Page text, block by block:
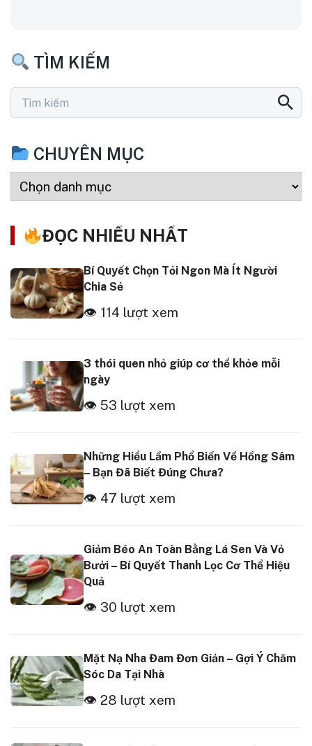
TÌM KIẾM
CHUYÊN MỤC
ĐỌC NHIỀU NHẤT
Bí Quyết Chọn Tỏi Ngon Mà Ít Người
Chia Sẻ
👁 114 lượt xem
3 thói quen nhỏ giúp cơ thể khỏe mỗi
ngày
👁 53 lượt xem
Những Hiểu Lầm Phổ Biến Về Hồng Sâm
– Bạn Đã Biết Đúng Chưa?
👁 47 lượt xem
Giảm Béo An Toàn Bằng Lá Sen Và Vỏ
Bưởi – Bí Quyết Thanh Lọc Cơ Thể Hiệu
Quả
👁 30 lượt xem
Mặt Nạ Nha Đam Đơn Giản – Gợi Ý Chăm
Sóc Da Tại Nhà
👁 28 lượt xem